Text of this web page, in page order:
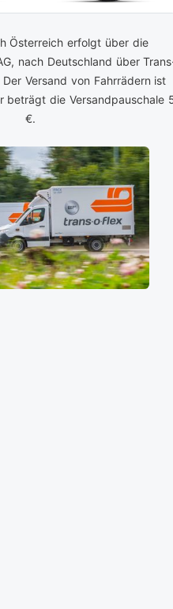
Österreich erfolgt über die
nach Deutschland über
Versand von Fahrrädern ist
beträgt die Versandpauschale
€.